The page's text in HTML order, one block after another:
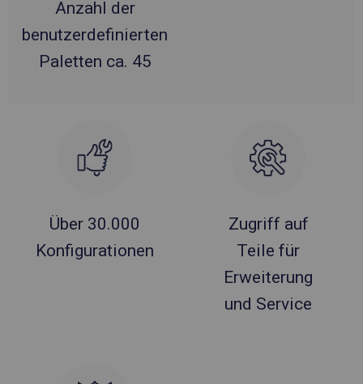
Anzahl der
benutzerdefinierten
Paletten ca. 45
Über 30.000
Konfigurationen
Zugriff auf
Teile für
Erweiterung
und Service